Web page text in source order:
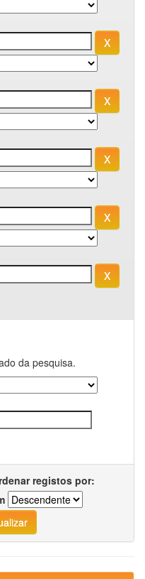
da pesquisa.
registos por: